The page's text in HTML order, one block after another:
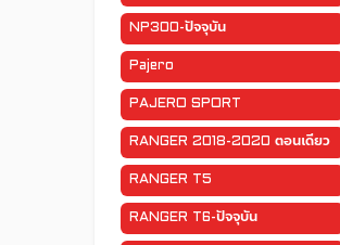
NP300-ปัจจุบัน
Pajero
PAJERO SPORT
RANGER 2018-2020 ตอนเดียว
RANGER T5
RANGER T6-ปัจจุบัน